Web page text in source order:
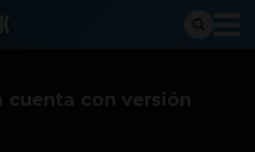
3 de julio de 2014
cuenta con versión